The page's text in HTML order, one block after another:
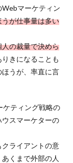
マーケティン
が仕事量は多い
の裁量で決めら
きになることも
うが、率直に言
ケティング戦略の
スマーケターの
ライアントの意
くまで外部の人